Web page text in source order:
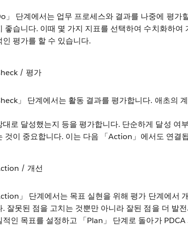
」 단계에서는 업무 프로세스와 결과를 나중에 평가
좋습니다. 이때 몇 가지 지표를 선택하여 수치화하여
인 평가를 할 수 있습니다.
/ 평가
」 단계에서는 활동 결과를 평가합니다. 애초의
대로 달성했는지 등을 평가합니다. 단순하게 달성 여
것이 중요합니다. 이는 다음 「Action」에서도 연결
/ 개선
」 단계에서는 목표 실현을 위해 평가 단계에서
. 잘못된 점을 고치는 것뿐만 아니라 잘된 점을 더 발
적인 목표를 설정하고 「Plan」 단계로 돌아가